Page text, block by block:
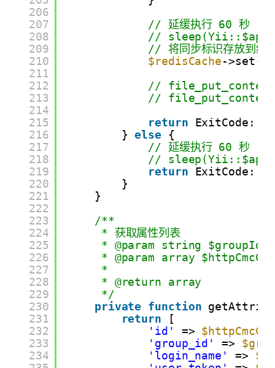
206
207
208
209
210
211
212
213
214
215
216
217
218
219
220
221
222
223
224
225
226
227
228
229
230
231
232
233
234
// 延缓执行 60 秒
// sleep(Yii::$app-
// 将同步标识存放到缓
$redisCache->set(
//
//
return
} else
{
// 延缓执行 60 秒
// sleep(Yii::$app-
return
}
}
/**
* 获取属性列表
* @param string $groupId
* @param array
*
* @return array
*/
private function
return
[
'id'
=>
'group_id'
=>
'login_name'
=>